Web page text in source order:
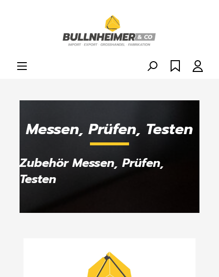
Messen, Prüfen, Testen
Zubehör Messen, Prüfen,
Testen